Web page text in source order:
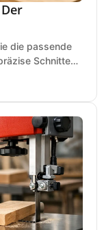
die passende
Schnitte